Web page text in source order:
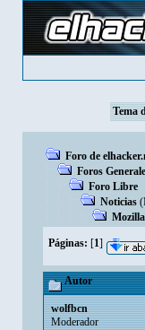
Tema
Foro de
Foros
Foro Libre
Noticias
Páginas: [1]
Autor
wolfbcn
Moderador